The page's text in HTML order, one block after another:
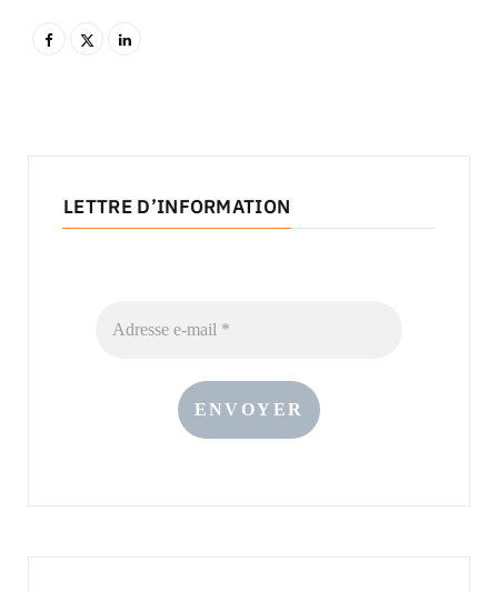
LETTRE D’INFORMATION